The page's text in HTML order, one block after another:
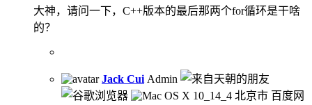
大神，请问一下，C++版本的最后那两个for循环是干啥
的？
Jack Cui Admin
北京市 百度网